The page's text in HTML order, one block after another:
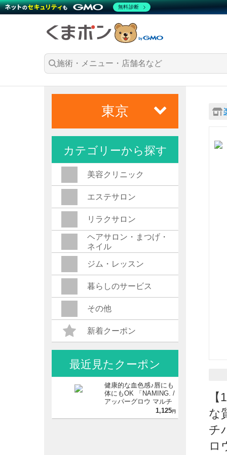
な
チ
ロ
東京
カテゴリーから探す
美容クリニック
エステサロン
リラクサロン
ヘアサロン・まつげ・
ネイル
ジム・レッスン
暮らしのサービス
その他
新着クーポン
最近見たクーポン
健康的な血色感♪唇にも
体にもOK 「NAMING. /
アッパーグロウ マルチ
1,125円
無料診断